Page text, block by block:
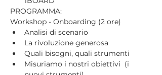
PROGRAMMA:
Workshop - Onboarding (2 ore)
Analisi di scenario
La rivoluzione generosa
Quali bisogni, quali strumenti
Misuriamo i nostri obiettivi  (i